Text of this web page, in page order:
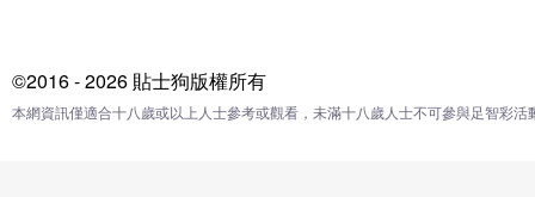
©2016 - 2026 貼士狗版權所有
本網資訊僅適合十八歲或以上人士參考或觀看，未滿十八歲人士不可參與足智彩